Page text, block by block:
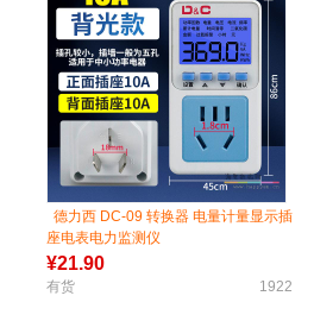
德力西 DC-09 转换器 电量计量显示插
座电表电力监测仪
¥21.90
有货 1922